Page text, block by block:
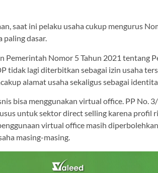
saat ini pelaku usaha cukup mengurus
paling dasar.
Pemerintah Nomor 5 Tahun 2021 tentang
tidak lagi diterbitkan sebagai izin usaha
alamat usaha sekaligus sebagai
bisa menggunakan virtual office. PP No.
untuk sektor direct selling karena profil
virtual office masih
masing-masing.